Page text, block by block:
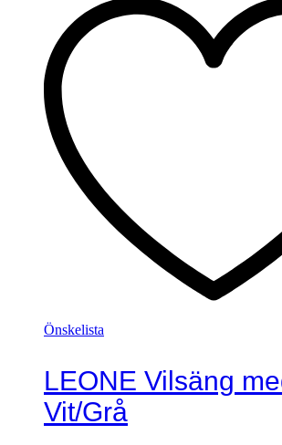
Önskelista
LEONE Vilsäng
Vit/Grå